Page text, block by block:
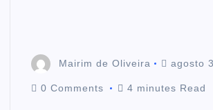
Mairim de Oliveira agosto
0 Comments 4 minutes Read